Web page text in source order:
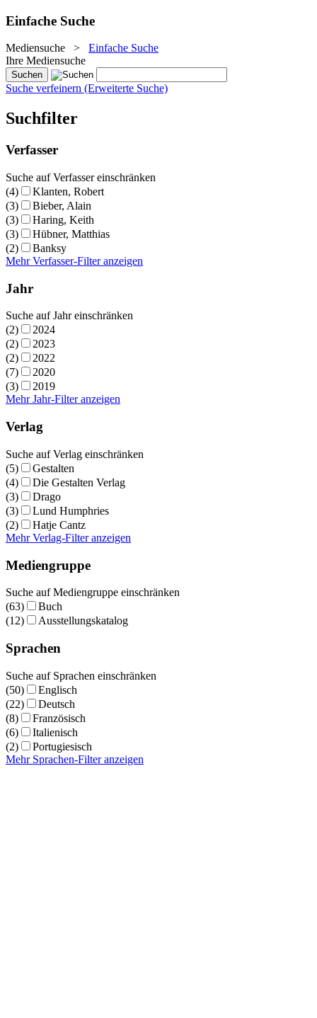
Einfache Suche
Mediensuche > Einfache Suche
Ihre Mediensuche
Suche verfeinern (Erweiterte Suche)
Suchfilter
Verfasser
Suche auf Verfasser einschränken
(4)
Klanten, Robert
(3)
Bieber, Alain
(3)
Haring, Keith
(3)
Hübner, Matthias
(2)
Banksy
Mehr Verfasser-Filter anzeigen
Jahr
Suche auf Jahr einschränken
(2)
2024
(2)
2023
(2)
2022
(7)
2020
(3)
2019
Mehr Jahr-Filter anzeigen
Verlag
Suche auf Verlag einschränken
(5)
Gestalten
(4)
Die Gestalten Verlag
(3)
Drago
(3)
Lund Humphries
(2)
Hatje Cantz
Mehr Verlag-Filter anzeigen
Mediengruppe
Suche auf Mediengruppe einschränken
(63)
Buch
(12)
Ausstellungskatalog
Sprachen
Suche auf Sprachen einschränken
(50)
Englisch
(22)
Deutsch
(8)
Französisch
(6)
Italienisch
(2)
Portugiesisch
Mehr Sprachen-Filter anzeigen